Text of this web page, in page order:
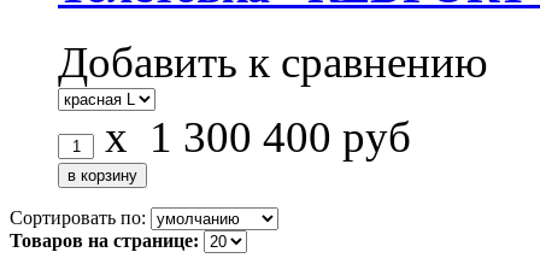
Добавить к сравнению
x 1 300 400 руб
Сортировать по:
Товаров на странице: